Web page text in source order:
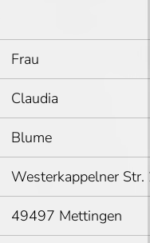
Frau
Claudia
Blume
Westerkappelner Str.
49497 Mettingen